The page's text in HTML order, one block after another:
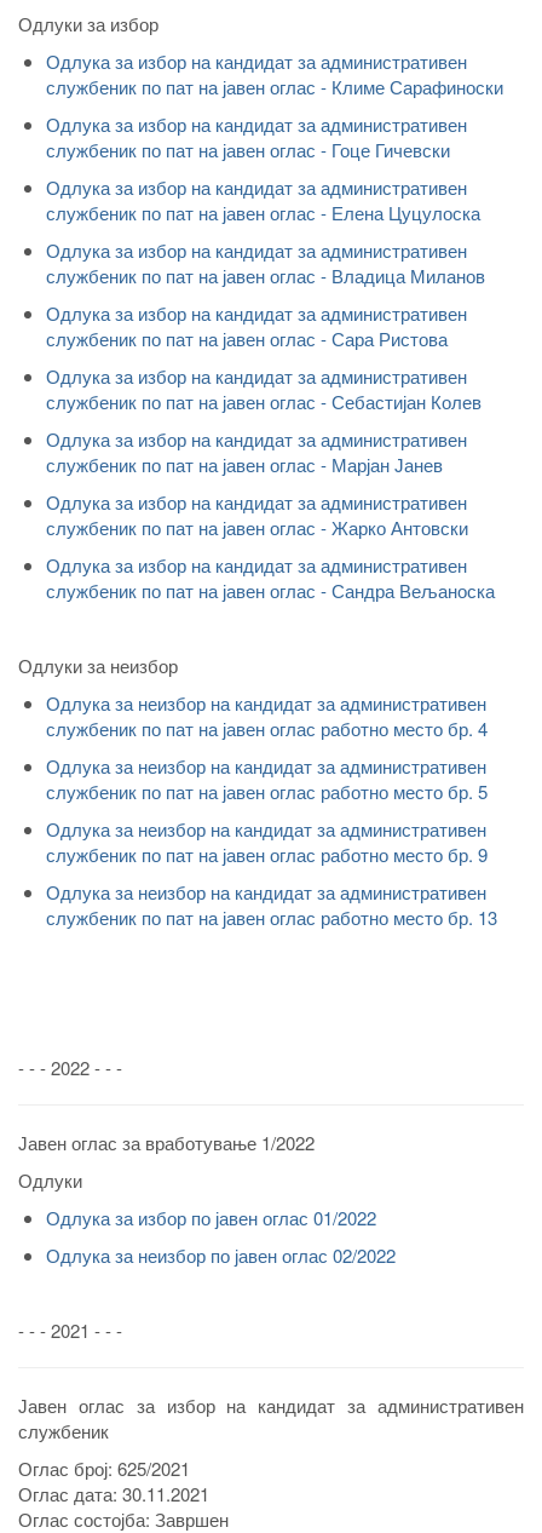
Одлуки за избор
Одлука за избор на кандидат за административен
службеник по пат на јавен оглас - Климе Сарафиноски
Одлука за избор на кандидат за административен
службеник по пат на јавен оглас - Гоце Гичевски
Одлука за избор на кандидат за административен
службеник по пат на јавен оглас - Елена Цуцулоска
Одлука за избор на кандидат за административен
службеник по пат на јавен оглас - Владица Миланов
Одлука за избор на кандидат за административен
службеник по пат на јавен оглас - Сара Ристова
Одлука за избор на кандидат за административен
службеник по пат на јавен оглас - Себастијан Колев
Одлука за избор на кандидат за административен
службеник по пат на јавен оглас - Марјан Јанев
Одлука за избор на кандидат за административен
службеник по пат на јавен оглас - Жарко Антовски
Одлука за избор на кандидат за административен
службеник по пат на јавен оглас - Сандра Вељаноска
Одлуки за неизбор
Одлука за неизбор на кандидат за административен
службеник по пат на јавен оглас работно место бр. 4
Одлука за неизбор на кандидат за административен
службеник по пат на јавен оглас работно место бр. 5
Одлука за неизбор на кандидат за административен
службеник по пат на јавен оглас работно место бр. 9
Одлука за неизбор на кандидат за административен
службеник по пат на јавен оглас работно место бр. 13
- - - 2022 - - -
Јавен оглас за вработување 1/2022
Одлуки
Одлука за избор по јавен оглас 01/2022
Одлука за неизбор по јавен оглас 02/2022
- - - 2021 - - -
Јавен оглас за избор на кандидат за административен
службеник
Оглас број: 625/2021
Оглас дата: 30.11.2021
Оглас состојба: Завршен